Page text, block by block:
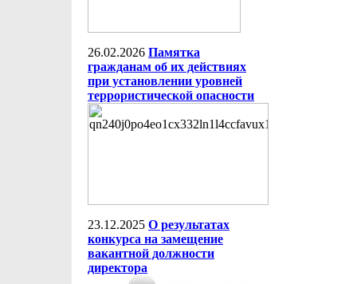
26.02.2026 Памятка
гражданам об их действиях
при установлении уровней
террористической опасности
23.12.2025 О результатах
конкурса на замещение
вакантной должности
директора